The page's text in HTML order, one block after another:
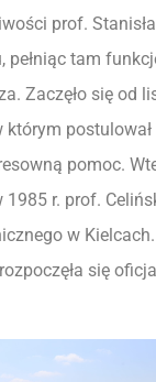
prof.
pełniąc tam
Zaczęło się od
którym
pomoc.
r. prof.
w
się